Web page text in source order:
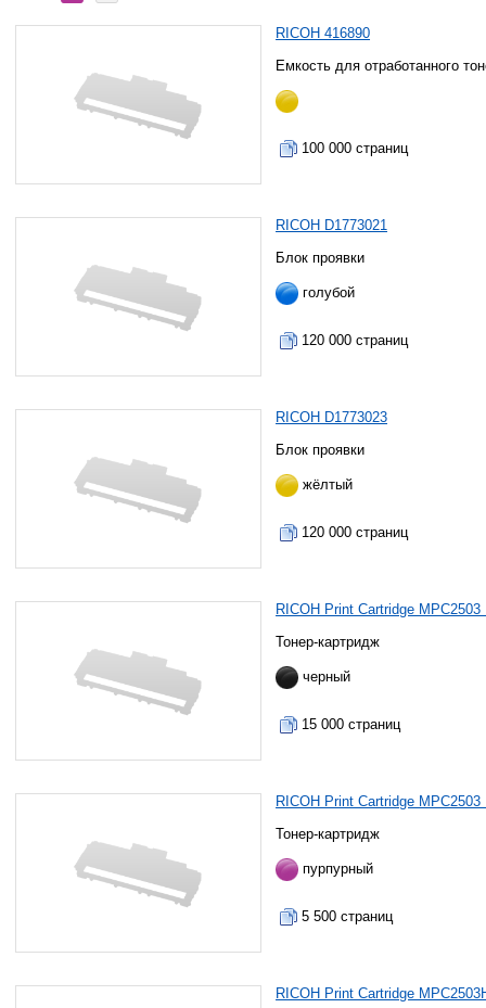
RICOH 416890
Емкость для отработанного
100 000 страниц
RICOH D1773021
Блок проявки
голубой
120 000 страниц
RICOH D1773023
Блок проявки
жёлтый
120 000 страниц
RICOH Print Cartridge MPC2503
Тонер-картридж
черный
15 000 страниц
RICOH Print Cartridge MPC2503
Тонер-картридж
пурпурный
5 500 страниц
RICOH Print Cartridge